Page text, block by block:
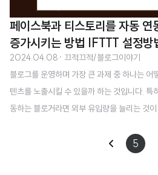
페이스북과 티스토리를 자동 연
증가시키는 방법 IFTTT 설정방
2024.04.08 · 끄적끄적/블로그이야기
블로그를 운영하며 가장 큰 과제 중 하나는 어
텐츠를 노출시킬 수 있을까 하는 것입니다. 특
동하는 블로거라면 외부 유입량을 늘리는 것
다. 1. 페이스북과 티스토리 자동 연동하면 좋
5